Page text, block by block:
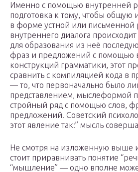
Именно с помощью внутренней
подготовка к тому, чтобы общую
в форме устной или письменной
внутреннего диалога
для образования из неё
фраз и предложений с помощью
конструкций грамматики, этот
сравнить с компиляцией кода в
— то, что первоначально было
представлением, мыслеформой
стройный ряд с помощью слов,
предложений. Советский
этот явление так:” мысль
Не смотря на изложенную выше
стоит приравнивать понятие
“мышление” — одно вполне